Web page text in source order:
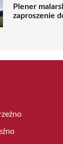
Plener
zaproszenie